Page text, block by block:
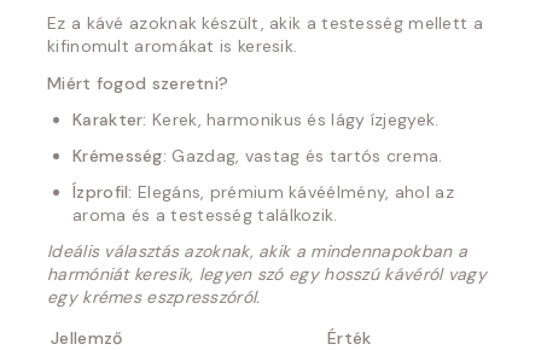
Ez a kávé azoknak készült, akik a testesség mellett a
kifinomult aromákat is keresik.
Miért fogod szeretni?
Karakter: Kerek, harmonikus és lágy ízjegyek.
Krémesség: Gazdag, vastag és tartós crema.
Ízprofil: Elegáns, prémium kávéélmény, ahol az
aroma és a testesség találkozik.
Ideális választás azoknak, akik a mindennapokban a
harmóniát keresik, legyen szó egy hosszú kávéról vagy
egy krémes eszpresszóról.
Jellemző
Érték